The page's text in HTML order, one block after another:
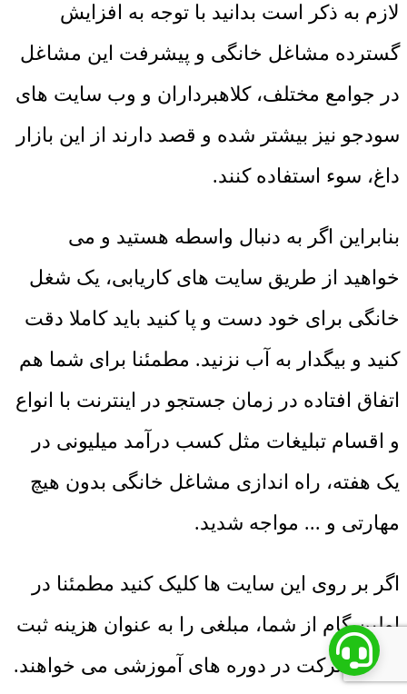
لازم به ذکر است بدانید با توجه به افزایش
گسترده مشاغل خانگی و پیشرفت این مشاغل
در جوامع مختلف، کلاهبرداران و وب سایت های
سودجو نیز بیشتر شده و قصد دارند از این بازار
داغ، سوء استفاده کنند.
بنابراین اگر به دنبال واسطه هستید و می
خواهید از طریق سایت های کاریابی، یک شغل
خانگی برای خود دست و پا کنید باید کاملا دقت
کنید و بیگدار به آب نزنید. مطمئنا برای شما هم
اتفاق افتاده در زمان جستجو در اینترنت با انواع
و اقسام تبلیغات مثل کسب درآمد میلیونی در
یک هفته، راه اندازی مشاغل خانگی بدون هیچ
مهارتی و ... مواجه شدید.
اگر بر روی این سایت ها کلیک کنید مطمئنا در
اولین گام از شما، مبلغی را به عنوان هزینه ثبت
نام یا شرکت در دوره های آموزشی می خواهند.